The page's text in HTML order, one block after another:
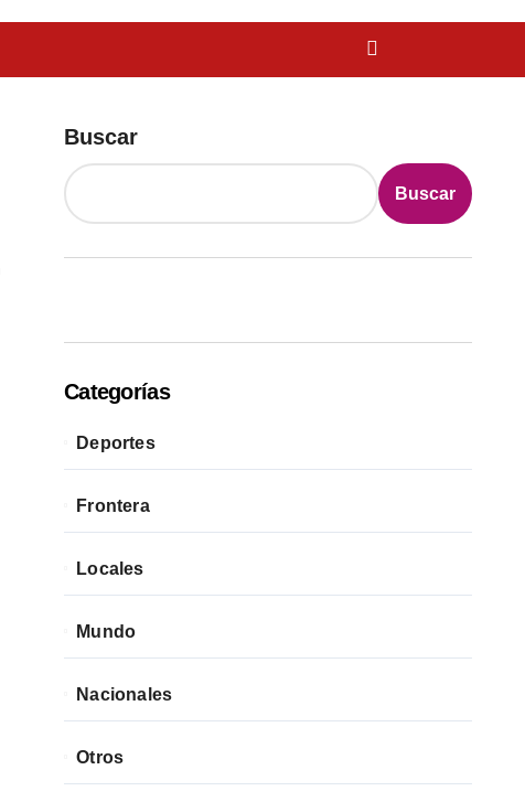
Buscar
Buscar
Categorías
Deportes
Frontera
Locales
Mundo
Nacionales
Otros